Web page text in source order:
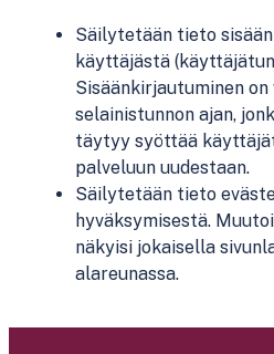
Säilytetään tieto
käyttäjästä
Sisäänkirjautuminen on
selainistunnon ajan,
täytyy syöttää
palveluun uudestaan.
Säilytetään tieto
hyväksymisestä.
näkyisi jokaisella
alareunassa.